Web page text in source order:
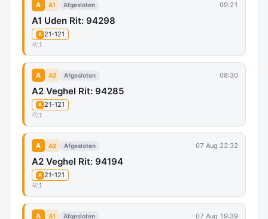
A A1 Afgesloten 09:21
A1 Uden Rit: 94298
A 21-121
1
A A2 Afgesloten 08:30
A2 Veghel Rit: 94285
A 21-121
1
A A2 Afgesloten 07 Aug 22:32
A2 Veghel Rit: 94194
A 21-121
1
A A1 Afgesloten 07 Aug 19:39